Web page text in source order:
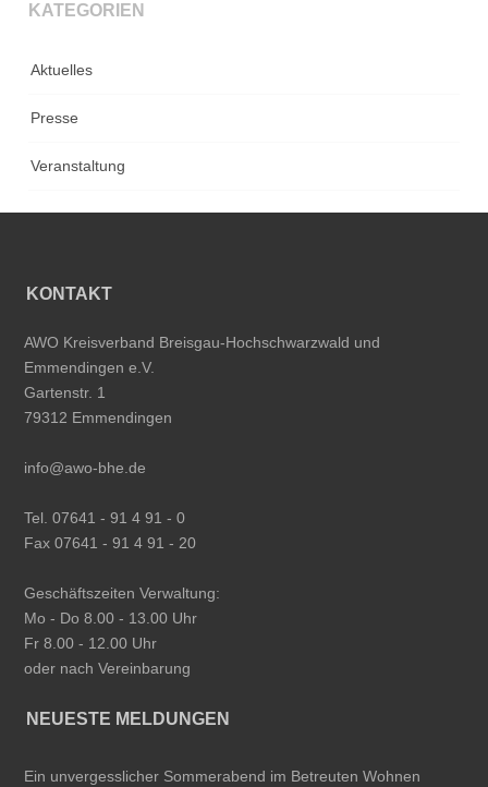
KATEGORIEN
Aktuelles
Presse
Veranstaltung
KONTAKT
AWO Kreisverband Breisgau-Hochschwarzwald und
Emmendingen e.V.
Gartenstr. 1
79312 Emmendingen
info@awo-bhe.de
Tel. 07641 - 91 4 91 - 0
Fax 07641 - 91 4 91 - 20
Geschäftszeiten Verwaltung:
Mo - Do 8.00 - 13.00 Uhr
Fr 8.00 - 12.00 Uhr
oder nach Vereinbarung
NEUESTE MELDUNGEN
Ein unvergesslicher Sommerabend im Betreuten Wohnen